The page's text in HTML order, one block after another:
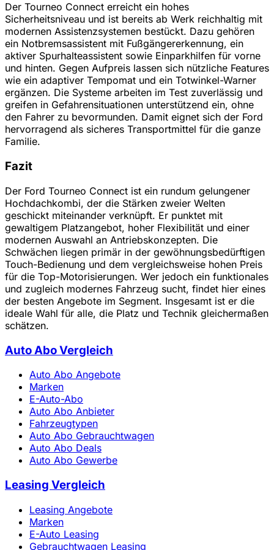
Der Tourneo Connect erreicht ein hohes
Sicherheitsniveau und ist bereits ab Werk reichhaltig mit
modernen Assistenzsystemen bestückt. Dazu gehören
ein Notbremsassistent mit Fußgängererkennung, ein
aktiver Spurhalteassistent sowie Einparkhilfen für vorne
und hinten. Gegen Aufpreis lassen sich nützliche Features
wie ein adaptiver Tempomat und ein Totwinkel-Warner
ergänzen. Die Systeme arbeiten im Test zuverlässig und
greifen in Gefahrensituationen unterstützend ein, ohne
den Fahrer zu bevormunden. Damit eignet sich der Ford
hervorragend als sicheres Transportmittel für die ganze
Familie.
Fazit
Der Ford Tourneo Connect ist ein rundum gelungener
Hochdachkombi, der die Stärken zweier Welten
geschickt miteinander verknüpft. Er punktet mit
gewaltigem Platzangebot, hoher Flexibilität und einer
modernen Auswahl an Antriebskonzepten. Die
Schwächen liegen primär in der gewöhnungsbedürftigen
Touch-Bedienung und dem vergleichsweise hohen Preis
für die Top-Motorisierungen. Wer jedoch ein funktionales
und zugleich modernes Fahrzeug sucht, findet hier eines
der besten Angebote im Segment. Insgesamt ist er die
ideale Wahl für alle, die Platz und Technik gleichermaßen
schätzen.
Auto Abo Vergleich
Auto Abo Angebote
Marken
E-Auto-Abo
Auto Abo Anbieter
Fahrzeugtypen
Auto Abo Gebrauchtwagen
Auto Abo Deals
Auto Abo Gewerbe
Leasing Vergleich
Leasing Angebote
Marken
E-Auto Leasing
Gebrauchtwagen Leasing